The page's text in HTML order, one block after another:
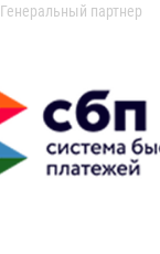
Генеральный партнер